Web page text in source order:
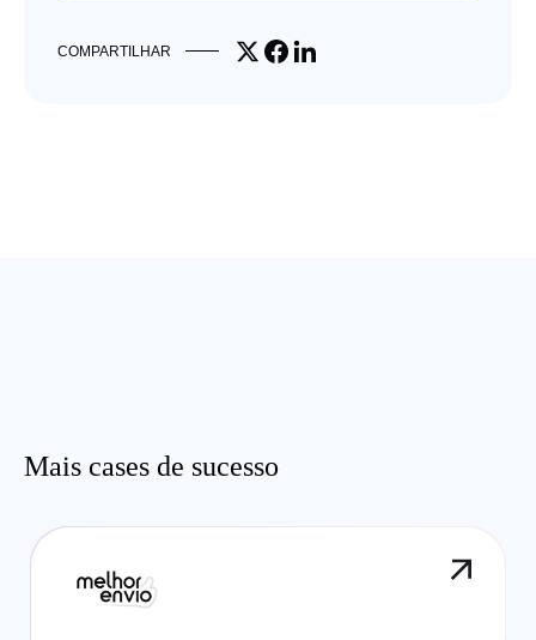
COMPARTILHAR Share on X
Share on Facebook
Share on LinkedIn
Mais cases de sucesso